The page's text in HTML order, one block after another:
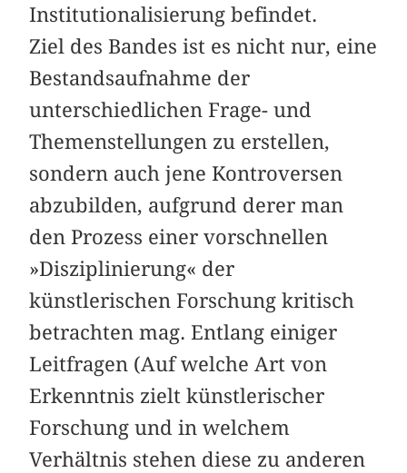
Institutionalisierung befindet.
Ziel des Bandes ist es nicht nur, eine
Bestandsaufnahme der
unterschiedlichen Frage- und
Themenstellungen zu erstellen,
sondern auch jene Kontroversen
abzubilden, aufgrund derer man
den Prozess einer vorschnellen
»Disziplinierung« der
künstlerischen Forschung kritisch
betrachten mag. Entlang einiger
Leitfragen (Auf welche Art von
Erkenntnis zielt künstlerischer
Forschung und in welchem
Verhältnis stehen diese zu anderen